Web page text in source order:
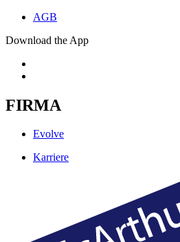
AGB
Download the App
FIRMA
Evolve
Karriere